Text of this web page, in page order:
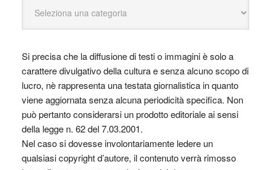
Si precisa che la diffusione di testi o immagini è solo a
carattere divulgativo della cultura e senza alcuno scopo di
lucro, nè rappresenta una testata giornalistica in quanto
viene aggiornata senza alcuna periodicità specifica. Non
può pertanto considerarsi un prodotto editoriale ai sensi
della legge n. 62 del 7.03.2001.
Nel caso si dovesse involontariamente ledere un
qualsiasi copyright d’autore, il contenuto verrà rimosso